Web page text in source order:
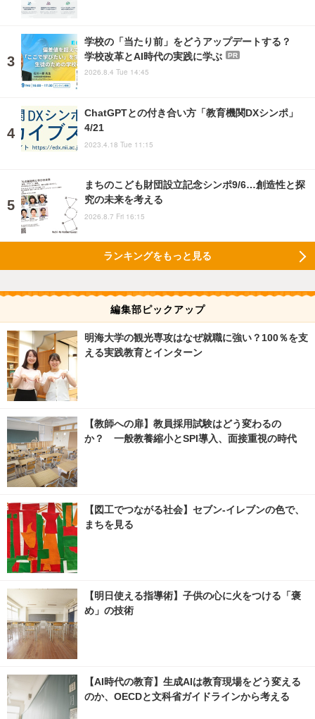
学校の「当たり前」をどうアップデートする？
学校改革とAI時代の実践に学ぶ
PR
2026.8.4 Tue 14:45
ChatGPTとの付き合い方「教育機関DXシンポ」
4/21
2023.4.18 Tue 11:15
まちのこども財団設立記念シンポ9/6…創造性と探
究の未来を考える
2026.8.7 Fri 16:15
ランキングをもっと見る
編集部ピックアップ
明海大学の観光専攻はなぜ就職に強い？100％を支
える実践教育とインターン
【教師への扉】教員採用試験はどう変わるの
か？ 一般教養縮小とSPI導入、面接重視の時代
【図工でつながる社会】セブン‐イレブンの色で、
まちを見る
【明日使える指導術】子供の心に火をつける「褒
め」の技術
【AI時代の教育】生成AIは教育現場をどう変える
のか、OECDと文科省ガイドラインから考える